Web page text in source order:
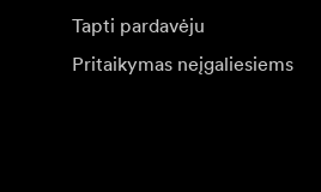
Tapti pardavėju
Pritaikymas neįgaliesiems